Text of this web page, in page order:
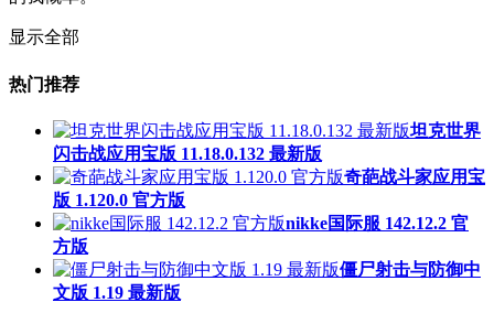
显示全部
热门推荐
坦克世界
闪击战应用宝版 11.18.0.132 最新版
奇葩战斗家应用宝
版 1.120.0 官方版
nikke国际服 142.12.2 官
方版
僵尸射击与防御中
文版 1.19 最新版